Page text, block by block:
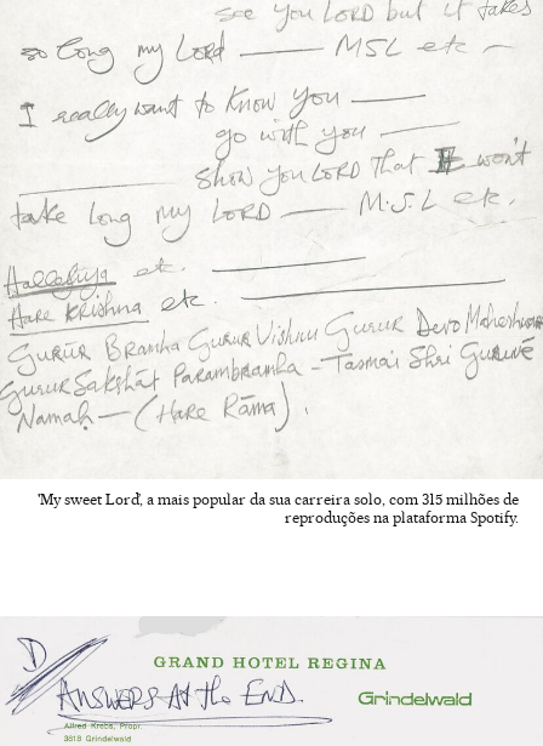
'My sweet Lord’, a mais popular da sua carreira solo, com 315 milhões de
reproduções na plataforma Spotify.